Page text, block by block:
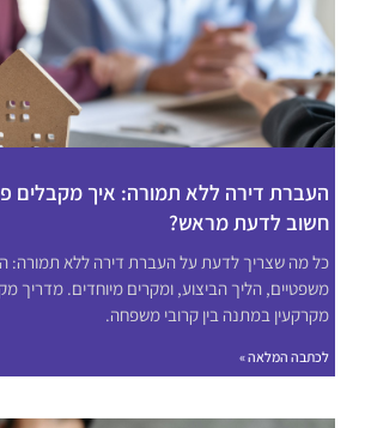
העברת דירה ללא תמורה: איך מקבלים
חשוב לדעת מראש?
כל מה שצריך לדעת על העברת דירה ללא תמורה:
משפטיים, הליך הביצוע, ומקרים מיוחדים. מדריך
מקרקעין במתנה בין קרובי משפחה.
לכתבה המלאה »